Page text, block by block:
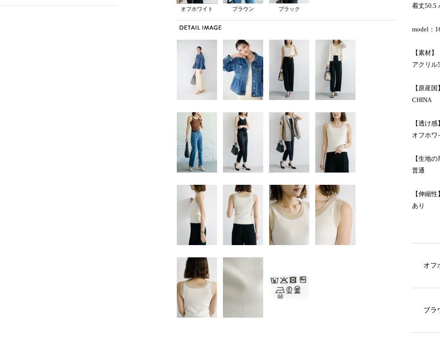
着丈50.5
model：
【素材】
アクリル
【原産国
CHINA
【透け感
オフホワ
【生地
普通
【伸縮性
あり
オフ
ブラ
オフホワイト ブラウン ブラック